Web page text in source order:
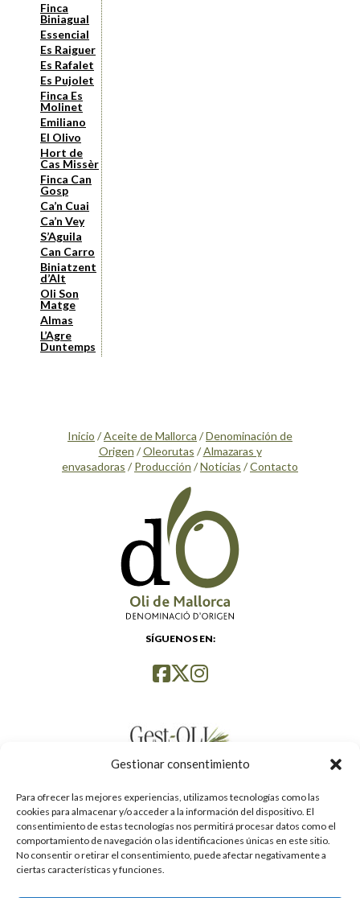
Gestionar consentimiento
Para ofrecer las mejores experiencias, utilizamos tecnologías como las
cookies para almacenar y/o acceder a la información del dispositivo. El
consentimiento de estas tecnologías nos permitirá procesar datos como el
comportamiento de navegación o las identificaciones únicas en este sitio.
No consentir o retirar el consentimiento, puede afectar negativamente a
ciertas características y funciones.
Finca
Biniagual
Essencial
Es Raiguer
Es Rafalet
Es Pujolet
Finca Es
Molinet
Emiliano
El Olivo
Hort de
Cas Missèr
Finca Can
Gosp
Ca’n Cuai
Ca’n Vey
S’Aguila
Can Carro
Biniatzent
d’Alt
Oli Son
Matge
Almas
L’Agre
Duntemps
Inicio /Aceite de Mallorca /Denominación de
Origen /Oleorutas /Almazaras y
envasadoras / Producción /Noticias /Contacto
SÍGUENOS EN: